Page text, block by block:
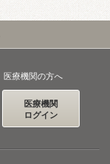
医療機関の方へ
医療機関
ログイン